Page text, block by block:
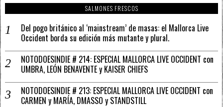
SALMONES FRESCOS
Del pogo británico al ‘mainstream’ de masas: el Mallorca Live
Occident borda su edición más mutante y plural.
NOTODOESINDIE # 214: ESPECIAL MALLORCA LIVE OCCIDENT con
UMBRA, LEÓN BENAVENTE y KAISER CHIEFS
NOTODOESINDIE # 213: ESPECIAL MALLORCA LIVE OCCIDENT con
CARMEN y MARÍA, DMASSO y STANDSTILL